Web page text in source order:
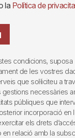
la Política de
condicions, suposa
de les vostres
que sol·liciteu a
gestions necessàries
públiques que
incorporació en
els drets
en relació amb la